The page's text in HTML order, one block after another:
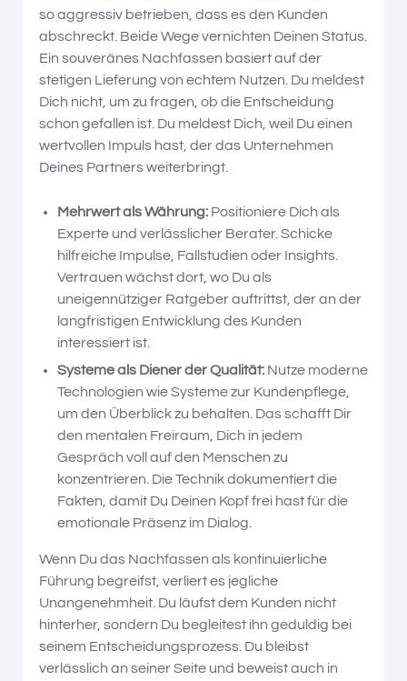
so aggressiv betrieben, dass es den Kunden
abschreckt. Beide Wege vernichten Deinen Status.
Ein souveränes Nachfassen basiert auf der
stetigen Lieferung von echtem Nutzen. Du meldest
Dich nicht, um zu fragen, ob die Entscheidung
schon gefallen ist. Du meldest Dich, weil Du einen
wertvollen Impuls hast, der das Unternehmen
Deines Partners weiterbringt.
Mehrwert als Währung: Positioniere Dich als
Experte und verlässlicher Berater. Schicke
hilfreiche Impulse, Fallstudien oder Insights.
Vertrauen wächst dort, wo Du als
uneigennütziger Ratgeber auftrittst, der an der
langfristigen Entwicklung des Kunden
interessiert ist.
Systeme als Diener der Qualität: Nutze moderne
Technologien wie Systeme zur Kundenpflege,
um den Überblick zu behalten. Das schafft Dir
den mentalen Freiraum, Dich in jedem
Gespräch voll auf den Menschen zu
konzentrieren. Die Technik dokumentiert die
Fakten, damit Du Deinen Kopf frei hast für die
emotionale Präsenz im Dialog.
Wenn Du das Nachfassen als kontinuierliche
Führung begreifst, verliert es jegliche
Unangenehmheit. Du läufst dem Kunden nicht
hinterher, sondern Du begleitest ihn geduldig bei
seinem Entscheidungsprozess. Du bleibst
verlässlich an seiner Seite und beweist auch in